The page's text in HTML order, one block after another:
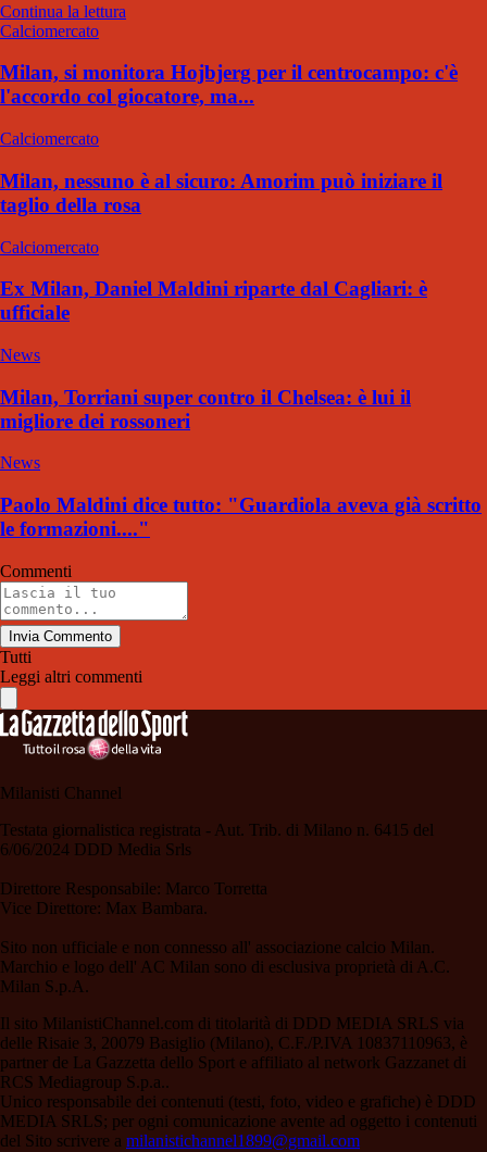
Continua la lettura
Calciomercato
Milan, si monitora Hojbjerg per il centrocampo: c'è
l'accordo col giocatore, ma...
Calciomercato
Milan, nessuno è al sicuro: Amorim può iniziare il
taglio della rosa
Calciomercato
Ex Milan, Daniel Maldini riparte dal Cagliari: è
ufficiale
News
Milan, Torriani super contro il Chelsea: è lui il
migliore dei rossoneri
News
Paolo Maldini dice tutto: "Guardiola aveva già scritto
le formazioni...."
Commenti
Invia Commento
Tutti
Leggi altri commenti
Milanisti Channel
Testata giornalistica registrata - Aut. Trib. di Milano n. 6415 del
6/06/2024 DDD Media Srls
Direttore Responsabile: Marco Torretta
Vice Direttore: Max Bambara.
Sito non ufficiale e non connesso all' associazione calcio Milan.
Marchio e logo dell' AC Milan sono di esclusiva proprietà di A.C.
Milan S.p.A.
Il sito MilanistiChannel.com di titolarità di DDD MEDIA SRLS via
delle Risaie 3, 20079 Basiglio (Milano), C.F./P.IVA 10837110963, è
partner de La Gazzetta dello Sport e affiliato al network Gazzanet di
RCS Mediagroup S.p.a..
Unico responsabile dei contenuti (testi, foto, video e grafiche) è DDD
MEDIA SRLS; per ogni comunicazione avente ad oggetto i contenuti
del Sito scrivere a milanistichannel1899@gmail.com